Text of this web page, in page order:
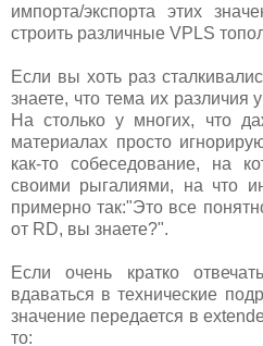
импорта/экспорта этих
строить различные VPLS
Если вы хоть раз
знаете, что тема их различия
На столько у многих, что
материалах просто
как-то собеседование, на
своими рыгалиями, на что
примерно так:"Это все
от RD, вы знаете?".
Если очень кратко
вдаваться в технические
значение передается в
то: